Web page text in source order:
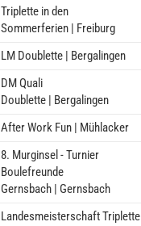
Triplette in den
Sommerferien | Freiburg
LM Doublette | Bergalingen
DM Quali
Doublette | Bergalingen
After Work Fun | Mühlacker
8. Murginsel - Turnier
Boulefreunde
Gernsbach | Gernsbach
Landesmeisterschaft Triplette